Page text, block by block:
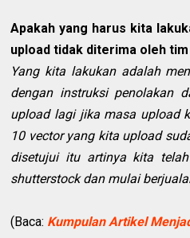
Apakah yang harus kita
upload tidak diterima oleh
Yang kita lakukan adalah
dengan instruksi penolakan
upload lagi jika masa upload
10 vector yang kita upload
disetujui itu artinya kita
shutterstock dan mulai
(Baca: Kumpulan Artikel